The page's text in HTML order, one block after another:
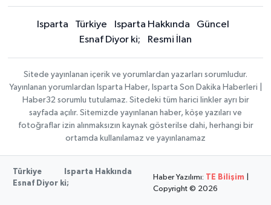
Isparta Türkiye Isparta Hakkında
Güncel
Esnaf Diyor ki;
Resmi İlan
Sitede yayınlanan içerik ve yorumlardan yazarları sorumludur.
Yayınlanan yorumlardan Isparta Haber, Isparta Son Dakika Haberleri |
Haber32 sorumlu tutulamaz. Sitedeki tüm harici linkler ayrı bir
sayfada açılır. Sitemizde yayınlanan haber, köşe yazıları ve
fotoğraflar izin alınmaksızın kaynak gösterilse dahi, herhangi bir
ortamda kullanılamaz ve yayınlanamaz
Türkiye
Isparta Hakkında
Esnaf Diyor ki;
Haber Yazılımı: TE Bilişim
Copyright © 2026